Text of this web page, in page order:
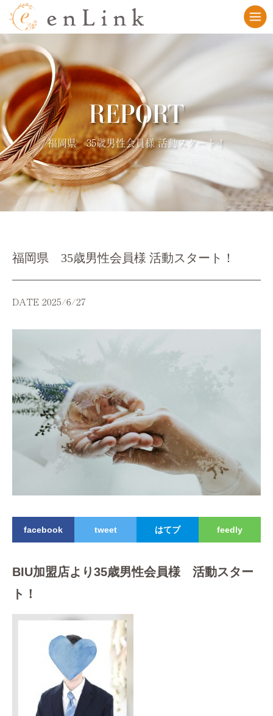
REPORT
福岡県 35歳男性会員様 活動スタート！
福岡県 35歳男性会員様 活動スタート！
DATE 2025/6/27
facebook tweet はてブ feedly
BIU加盟店より35歳男性会員様 活動スター
ト！